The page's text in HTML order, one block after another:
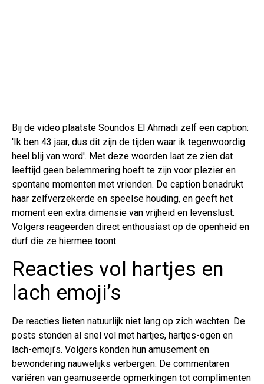
Bij de video plaatste Soundos El Ahmadi zelf een caption:
'Ik ben 43 jaar, dus dit zijn de tijden waar ik tegenwoordig
heel blij van word'. Met deze woorden laat ze zien dat
leeftijd geen belemmering hoeft te zijn voor plezier en
spontane momenten met vrienden. De caption benadrukt
haar zelfverzekerde en speelse houding, en geeft het
moment een extra dimensie van vrijheid en levenslust.
Volgers reageerden direct enthousiast op de openheid en
durf die ze hiermee toont.
Reacties vol hartjes en
lach emoji’s
De reacties lieten natuurlijk niet lang op zich wachten. De
posts stonden al snel vol met hartjes, hartjes-ogen en
lach-emoji’s. Volgers konden hun amusement en
bewondering nauwelijks verbergen. De commentaren
variëren van geamuseerde opmerkingen tot complimenten